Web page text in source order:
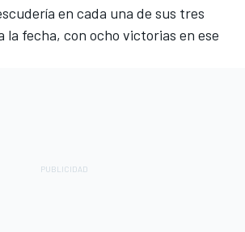
en cada una de sus tres
la fecha, con ocho victorias en ese